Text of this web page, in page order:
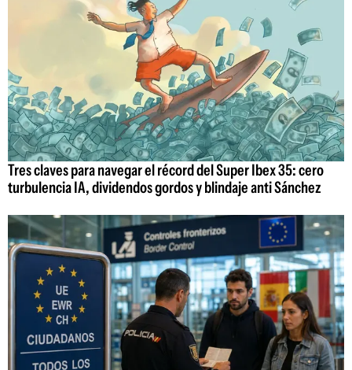
Tres claves para navegar el récord del Super Ibex 35: cero
turbulencia IA, dividendos gordos y blindaje anti Sánchez